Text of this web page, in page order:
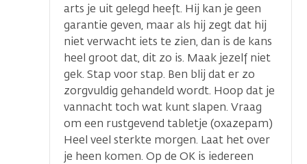
arts je uit gelegd heeft. Hij kan je geen
garantie geven, maar als hij zegt dat hij
niet verwacht iets te zien, dan is de kans
heel groot dat, dit zo is. Maak jezelf niet
gek. Stap voor stap. Ben blij dat er zo
zorgvuldig gehandeld wordt. Hoop dat je
vannacht toch wat kunt slapen. Vraag
om een rustgevend tabletje (oxazepam)
Heel veel sterkte morgen. Laat het over
je heen komen. Op de OK is iedereen